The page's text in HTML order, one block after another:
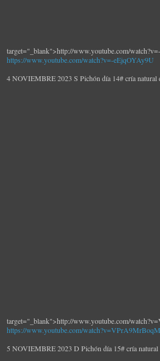
target="_blank">http://www.youtube.com/
https://www.youtube.com/watch?v=-eEjqOYAy9U
4 NOVIEMBRE 2023 S Pichón día 14# cría
target="_blank">http://www.youtube.com/
https://www.youtube.com/watch?v=VPrA9MrBoqM
5 NOVIEMBRE 2023 D Pichón día 15# cría